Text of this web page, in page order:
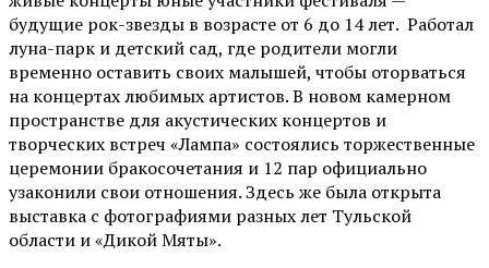
будущие рок-звезды в возрасте от 6 до 14 лет. Работал
луна-парк и детский сад, где родители могли
временно оставить своих малышей, чтобы оторваться
на концертах любимых артистов. В новом камерном
пространстве для акустических концертов и
творческих встреч «Лампа» состоялись торжественные
церемонии бракосочетания и 12 пар официально
узаконили свои отношения. Здесь же была открыта
выставка с фотографиями разных лет Тульской
области и «Дикой Мяты».